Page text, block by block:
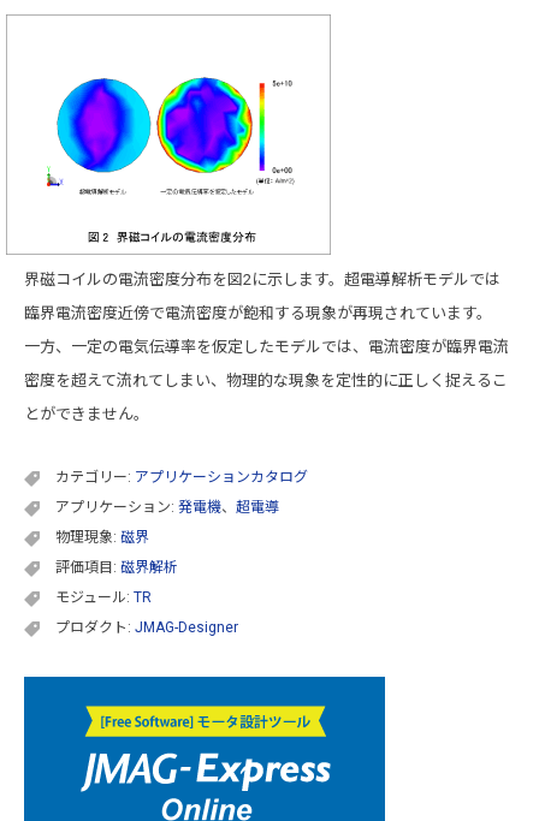
界磁コイルの電流密度分布を図2に示します。超電導解析モデルでは
臨界電流密度近傍で電流密度が飽和する現象が再現されています。
一方、一定の電気伝導率を仮定したモデルでは、電流密度が臨界電流
密度を超えて流れてしまい、物理的な現象を定性的に正しく捉えるこ
とができません。
カテゴリー: アプリケーションカタログ
アプリケーション: 発電機、 超電導
物理現象: 磁界
評価項目: 磁界解析
モジュール: TR
プロダクト: JMAG-Designer